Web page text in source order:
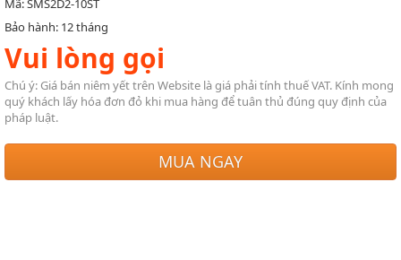
Mã: SMS2D2-10ST
Bảo hành: 12 tháng
Vui lòng gọi
Chú ý: Giá bán niêm yết trên Website là giá phải tính thuế VAT. Kính mong
quý khách lấy hóa đơn đỏ khi mua hàng để tuân thủ đúng quy định của
pháp luật.
MUA NGAY